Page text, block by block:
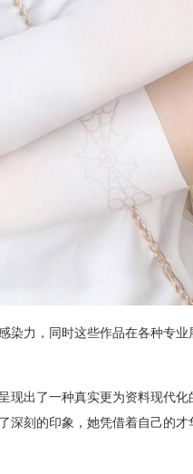
染力，同时这些作品在各种专
出了一种真实更为资料现代
刻的印象，她凭借着自己的才